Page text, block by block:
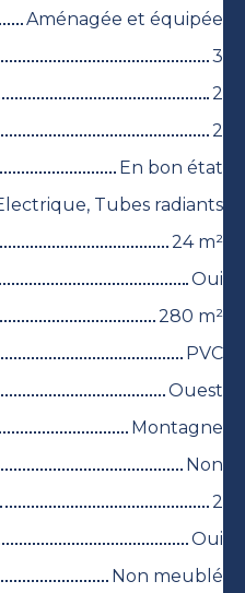
Aménagée et équipée
3
2
2
En bon état
Tubes radiants
24 m²
Oui
280 m²
PVC
Ouest
Montagne
Non
2
Oui
Non meublé